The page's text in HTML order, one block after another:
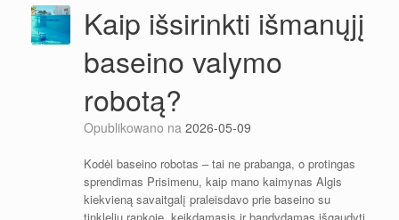
Kaip išsirinkti išmanųjį
baseino valymo
robotą?
Opublikowano na 2026-05-09
Kodėl baseino robotas – tai ne prabanga, o protingas
sprendimas Prisimenu, kaip mano kaimynas Algis
kiekvieną savaitgalį praleisdavo prie baseino su
tinkleliu rankoje, keikdamasis ir bandydamas išgaudyti